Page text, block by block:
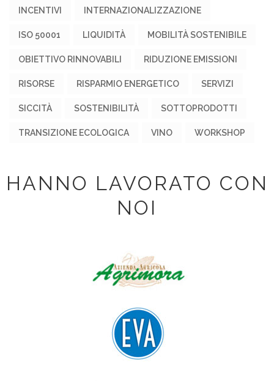
INCENTIVI INTERNAZIONALIZZAZIONE
ISO 50001 LIQUIDITÀ MOBILITÀ SOSTENIBILE
OBIETTIVO RINNOVABILI RIDUZIONE EMISSIONI
RISORSE RISPARMIO ENERGETICO SERVIZI
SICCITÀ SOSTENIBILITÀ SOTTOPRODOTTI
TRANSIZIONE ECOLOGICA VINO WORKSHOP
HANNO LAVORATO CON
NOI